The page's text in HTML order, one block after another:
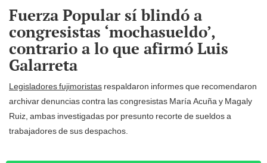
Fuerza Popular sí blindó a
congresistas ‘mochasueldo’,
contrario a lo que afirmó Luis
Galarreta
Legisladores fujimoristas respaldaron informes que recomendaron
archivar denuncias contra las congresistas María Acuña y Magaly
Ruiz, ambas investigadas por presunto recorte de sueldos a
trabajadores de sus despachos.